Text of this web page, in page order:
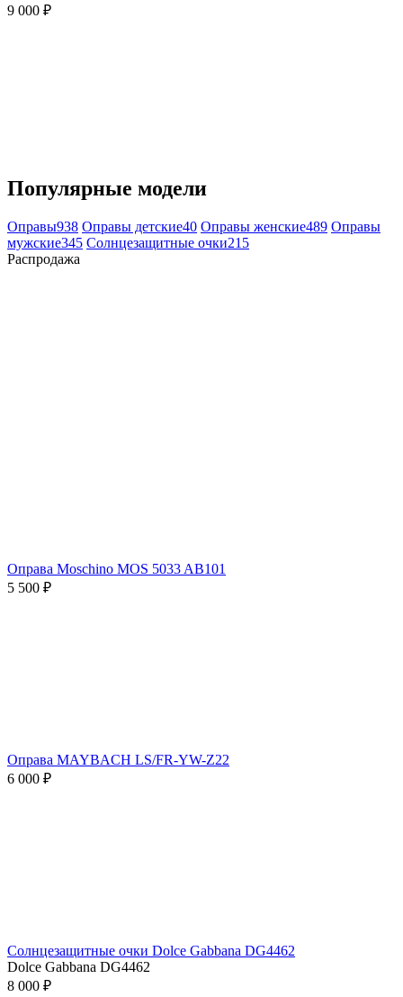
9 000 ₽
Популярные модели
Оправы938 Оправы детские40 Оправы женские489 Оправы
мужские345 Солнцезащитные очки215
Распродажа
Оправа Moschino MOS 5033 AB101
5 500 ₽
Оправа MAYBACH LS/FR-YW-Z22
6 000 ₽
Солнцезащитные очки Dolce Gabbana DG4462
Dolce Gabbana DG4462
8 000 ₽